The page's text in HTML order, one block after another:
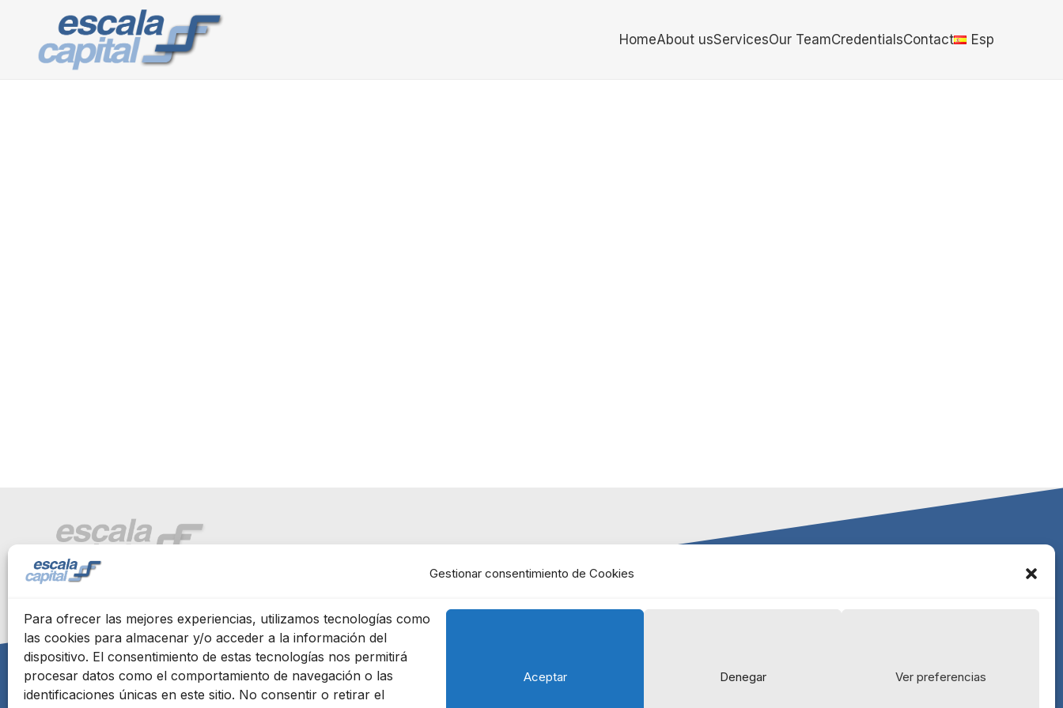
Gestionar consentimiento de Cookies
Para ofrecer las mejores experiencias, utilizamos tecnologías como
las cookies para almacenar y/o acceder a la información del
dispositivo. El consentimiento de estas tecnologías nos permitirá
procesar datos como el comportamiento de navegación o las
identificaciones únicas en este sitio. No consentir o retirar el
Aceptar Denegar Ver preferencias
HomeAbout usServicesOur TeamCredentialsContact Esp
91 702 68 63
Home
About us Services Our Team Credentials